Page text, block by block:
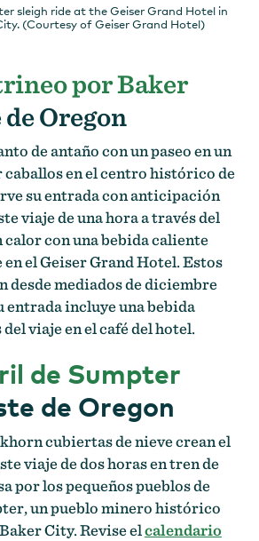
sleigh ride at the Geiser Grand Hotel in
(Courtesy of Geiser Grand Hotel)
por Baker
de Oregon
de antaño con un paseo en un
en el centro histórico de
su entrada con anticipación
viaje de una hora a través del
con una bebida caliente
en el Geiser Grand Hotel. Estos
desde mediados de diciembre
entrada incluye una bebida
viaje en el café del hotel.
de Sumpter
de Oregon
cubiertas de nieve crean el
viaje de dos horas en tren de
por los pequeños pueblos de
un pueblo minero histórico
City. Revise elcalendario